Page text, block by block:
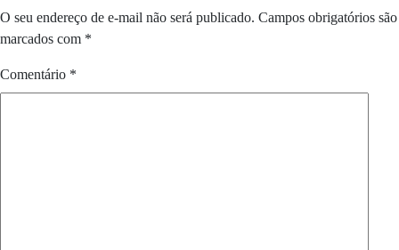
O seu endereço de e-mail não será publicado. Campos obrigatórios são
marcados com *
Comentário *